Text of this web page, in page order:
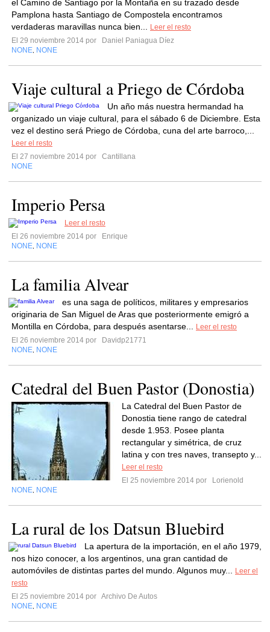
el Camino de Santiago por la Montaña en su trazado desde
Pamplona hasta Santiago de Compostela encontramos
verdaderas maravillas nunca bien...
Leer el resto
El 29 noviembre 2014 por
Daniel Paniagua Díez
NONE NONE
Viaje cultural a Priego de Córdoba
Un año más nuestra hermandad ha
organizado un viaje cultural, para el sábado 6 de Diciembre. Esta
vez el destino será Priego de Córdoba, cuna del arte barroco,...
Leer el resto
El 27 noviembre 2014 por
Cantillana
NONE
Imperio Persa
Leer el resto
El 26 noviembre 2014 por
Enrique
NONE NONE
La familia Alvear
es una saga de políticos, militares y empresarios
originaria de San Miguel de Aras que posteriormente emigró a
Montilla en Córdoba, para después asentarse...
Leer el resto
El 26 noviembre 2014 por
Davidp21771
NONE NONE
Catedral del Buen Pastor (Donostia)
La Catedral del Buen Pastor de
Donostia tiene rango de catedral
desde 1.953. Posee planta
rectangular y simétrica, de cruz
latina y con tres naves, transepto y...
Leer el resto
El 25 noviembre 2014 por
Lorienold
NONE NONE
La rural de los Datsun Bluebird
La apertura de la importación, en el año 1979,
nos hizo conocer, a los argentinos, una gran cantidad de
automóviles de distintas partes del mundo. Algunos muy...
Leer el
resto
El 25 noviembre 2014 por Archivo De Autos
NONE NONE